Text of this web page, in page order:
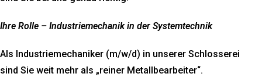
Ihre Rolle – Industriemechanik in der Systemtechnik
Als Industriemechaniker (m/w/d) in unserer Schlosserei
sind Sie weit mehr als „reiner Metallbearbeiter“.